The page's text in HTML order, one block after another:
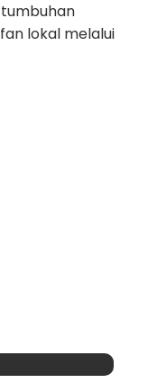
lokal melalui